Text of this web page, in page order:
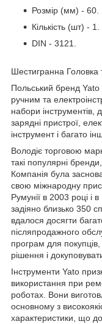
Розмір (мм) - 60.
Кількість (шт) - 1.
DIN - 3121.
Шестигранна
Польський бренд
ручним та
набори інструментів,
зарядні пристрої,
інструмент і багато
Володіє торговою
такі популярні
Компанія була
свою міжнародну
Румунії в 2003 році і
задіяно близько 350
вдалося досягти
післяпродажного
програм для
рішення і
Інструменти Yato
використання при
роботах. Вони
основному з
характеристики, що